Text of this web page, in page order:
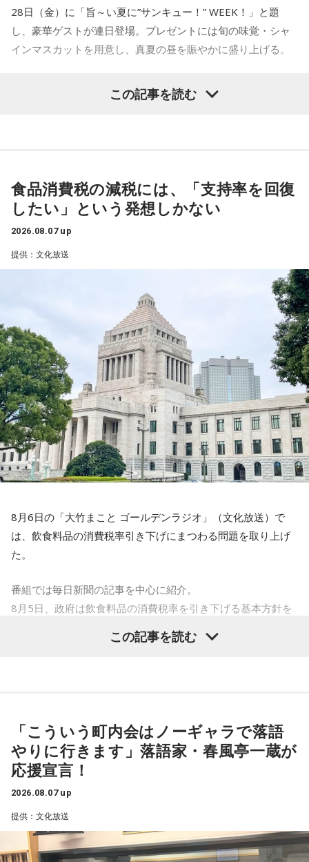
三輪田：平安時代の後期、一条天皇の御代に創建された神社
でございます。
すよね。そんな時からずっとあるんだ。
倉」の由来は、お伊勢さんに神饌、つまり、神様に捧げる、
お野菜や、お米等を備蓄する蔵、「飯の蔵」と書いて「飯
倉」なんです。
寺内：ライフラインだ！
三輪田：そうですね。お伊勢さんに神饌を持っていくため
の、関東、東北で採れたものを備蓄していました。各地にあ
ったと思うのですが、芝大神宮の元となった飯倉神明宮の辺
りにもあり、天皇様より勅命を授かりまして創建されたと云
われております。
寺内：1000年以上、東京の地に根付いているんですね。
小林：2005年はすごかったんじゃないですか？
小林：そりゃそうですよね！ こちらにはいつ頃、移ったん
ですか？
三輪田：江戸時代に徳川家康公が増上寺を、この芝の地に持
ってきた際に移動せざるを得なくなってしまったと聞いてい
ます。方角的にも良くなかったとも聞きますが。
様、豊受大神様の主祭神をお祀りしているので、「関東のお
伊勢さま」と呼ばれています。昔は関東の方たちが伊勢神宮
にお参りに行こうとしても、なかなか行くことができなかっ
たので、皆さま、こちらにお参りされていました。
寺内：ここになら、伊勢に行くよりも、手軽に来られますも
んね。
28日（金）に「旨～い夏に”サンキュー！” WEEK！」と題
し、豪華ゲストが連日登場。プレゼントには旬の味覚・シャ
インマスカットを用意し、真夏の昼を賑やかに盛り上げる。
8月24日（月）はTV番組でのウォーキングロケを観た高田文
25日（火）は、「サンキュー！」の決めフレーズと全力キャ
ラでおなじみのパンサー尾形貴弘がメジャー1stデジタルシン
グル「サンキューロック!!」を引っ提げて登場。数々のバラエ
ティ番組で存在感を発揮してきたエネルギッシュな魅力で、
スタジオを明るく盛り上げる。
26日（水）は、今年6月に落語協会会長に就任した林家正蔵
が登場し、落語芸術協会会長の春風亭昇太との会長対談が実
現する。落語界を牽引する2人が落語への想いや未来を語り合
う。林家正蔵の軽妙な語り口と確かな話芸で、 『ビバリー昼
ズ』ならではの“昼の寄席”のようなひとときを届ける。
27日（木）は、清水ミチコとナイツのレギュラー3人で賑や
かに届ける。リスナーから募集したエピソードとリクエスト
を紹介する「音楽道場破り」のテーマは「サンキューリクエ
スト」。採用されたリスナーには“旨～い”ラーメン1ケースを
プレゼントする。
最終日28日（金）は、「M-1グランプリ2022」王者ウエスト
ランドがおよそ2年ぶりに『ビバリー昼ズ』に登場。毒舌漫才
と軽快なトークでお馴染みのウエストランドだが、副鼻腔炎
トークにも期待が高まる。ウエストランドと高田文夫、今回
はどんな掛け合いが飛び出すのか、注目だ。
田潤にちなんだ“ハンバーグ”をプレゼント。遊び心あふれる企
画でリスナーも一緒に楽しめる内容となっている。そして、
スペシャルウィーク（8月24日～28日）は、毎日5名にシャイ
ンマスカットをプレゼント。真夏にぴったりなみずみずしさ
で、思わず「甘～い！」と声に出してしまうこと、間違いな
しだ。
スペシャルウィーク前週からスペシャルウィークまで、笑い
この記事を読む
食品消費税の減税には、「支持率を回復
したい」という発想しかない
2026.08.07 up
提供：文化放送
8月6日の「大竹まこと ゴールデンラジオ」（文化放送）で
は、飲食料品の消費税率引き下げにまつわる問題を取り上げ
た。
番組では毎日新聞の記事を中心に紹介。
8月5日、政府は飲食料品の消費税率を引き下げる基本方針を
これは2027年4月から2年限定となるが、現行の8％（軽減税
なったのかもよくわかない」
金子勝 「だって昔のブログでは、消費税の減税を批判してた
んですから」
1989年の導入以来、消費税の減税は初めてのこと。年約は5
兆円の減収となるものの、代替財源は示されていない。
財政が悪化し、円売りや国債売りを招く懸念もあるが……
この記事を読む
「こういう町内会はノーギャラで落語
やりに行きます」落語家・春風亭一蔵が
応援宣言！
2026.08.07 up
提供：文化放送